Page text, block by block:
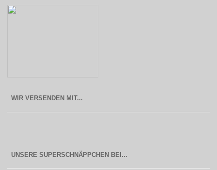
WIR VERSENDEN MIT...